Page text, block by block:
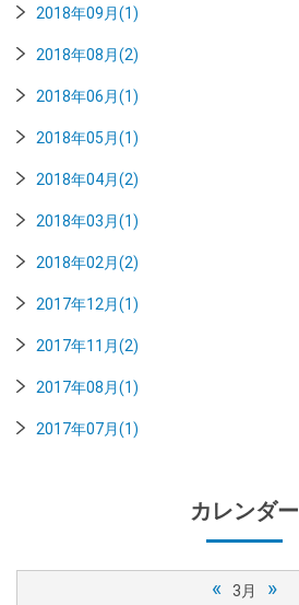
2018年09月(1)
2018年08月(2)
2018年06月(1)
2018年05月(1)
2018年04月(2)
2018年03月(1)
2018年02月(2)
2017年12月(1)
2017年11月(2)
2017年08月(1)
2017年07月(1)
カレンダー
« 3月 »